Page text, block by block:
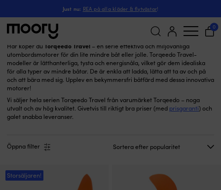
Just nu: REA på alla kläder & flytvästar!
Sök
efter:
0
Torqeedo Travel (39)
Här köper du Torqeedo Travel – en serie effektiva och miljövänliga
utombordsmotorer för din lite mindre båt eller jolle. Torqeedo Travel-
modeller är lätthanterliga, tysta och energisnåla, vilket gör dem idealiska
för alla typer av mindre båtar. De är enkla att ladda, lätta att ta av och på
och att bära med sig. Upplev en bekymmersfri båtfärd med dessa innovativa
motorer!
Vi säljer hela serien Torqeedo Travel från varumärket Torqeedo – noga
utvalt och av hög kvalitet. Givetvis till riktigt bra priser (med prisgaranti) och
galet snabba leveranser.
Öppna filter
Storsäljaren!